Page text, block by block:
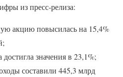
из пресс-релиза:
акцию повысилась на 15,4%
достигла значения в 23,1%;
составили 445,3 млрд